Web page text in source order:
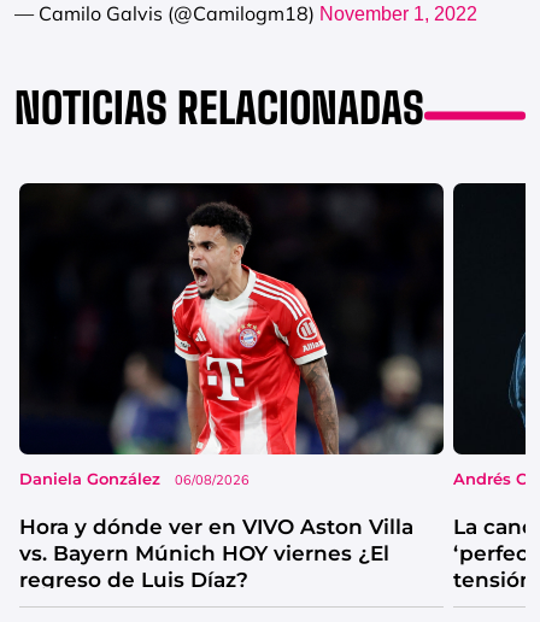
— Camilo Galvis (@Camilogm18) November 1, 2022
NOTICIAS RELACIONADAS
Daniela González 06/08/2026
Hora y dónde ver en VIVO Aston Villa
vs. Bayern Múnich HOY viernes ¿El
regreso de Luis Díaz?
Andrés
La
tensión
catarsis